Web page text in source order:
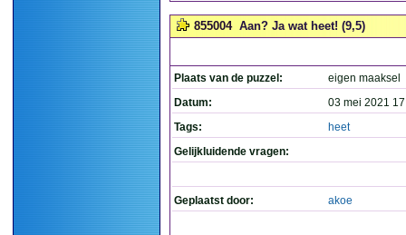
855004 Aan? Ja wat heet! (9,5)
Plaats van de puzzel:
eigen maaksel
Datum:
03 mei 2021
Tags:
heet
Gelijkluidende vragen:
Geplaatst door: akoe